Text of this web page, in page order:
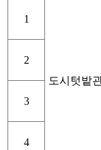
1
도시텃밭
2
3
4